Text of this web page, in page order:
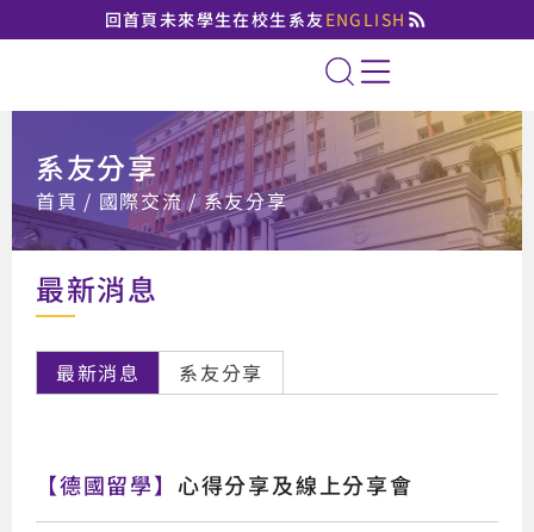
回首頁未來學生在校生系友 ENGLISH
國立臺北大學法律學系
全站搜索
系友分享
:::
首頁 國際交流 系友分享
最新消息
最新消息 系友分享
【德國留學】 心得分享及線上分享會